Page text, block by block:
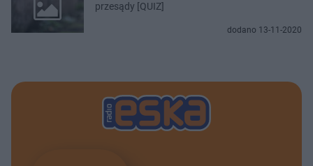
przesądy [QUIZ]
dodano 13-11-2020